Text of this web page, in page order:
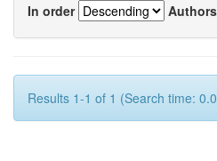
In order
Results 1-1 of 1 (Search time: